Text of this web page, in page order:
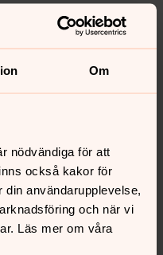
Om
nödvändiga för att
också kakor för
användarupplevelse,
och när vi
Läs mer om våra
Allerum och
i för Kattarp